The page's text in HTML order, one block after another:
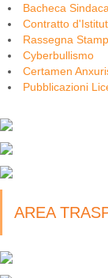
Bacheca
Contratto
Rassegna
Cyberbullismo
Certamen
Pubblicazioni
AREA